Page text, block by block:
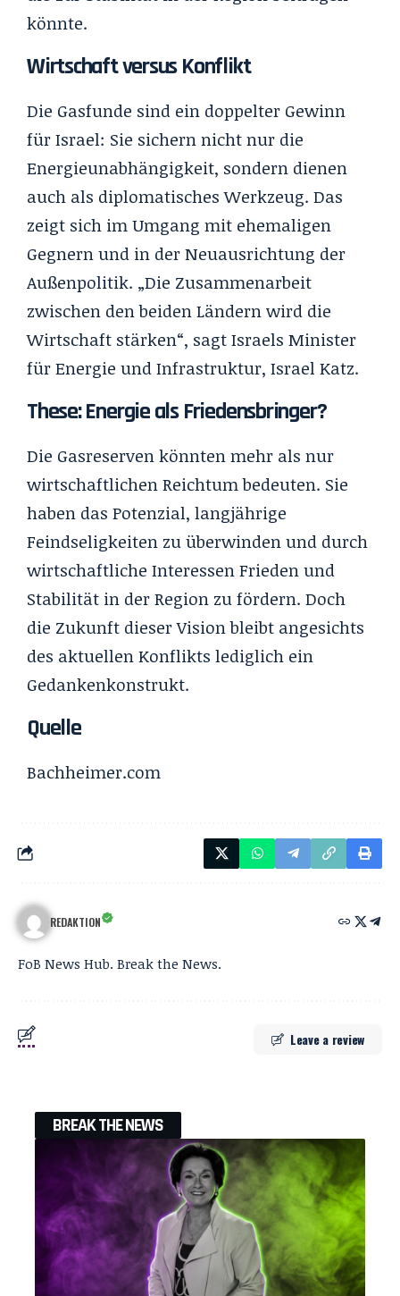
könnte.
Wirtschaft versus Konflikt
Die Gasfunde sind ein doppelter Gewinn
für Israel: Sie sichern nicht nur die
Energieunabhängigkeit, sondern dienen
auch als diplomatisches Werkzeug. Das
zeigt sich im Umgang mit ehemaligen
Gegnern und in der Neuausrichtung der
Außenpolitik. „Die Zusammenarbeit
zwischen den beiden Ländern wird die
Wirtschaft stärken“, sagt Israels Minister
für Energie und Infrastruktur, Israel Katz.
These: Energie als Friedensbringer?
Die Gasreserven könnten mehr als nur
wirtschaftlichen Reichtum bedeuten. Sie
haben das Potenzial, langjährige
Feindseligkeiten zu überwinden und durch
wirtschaftliche Interessen Frieden und
Stabilität in der Region zu fördern. Doch
die Zukunft dieser Vision bleibt angesichts
des aktuellen Konflikts lediglich ein
Gedankenkonstrukt.
Quelle
Bachheimer.com
REDAKTION
FoB News Hub. Break the News.
Leave a review
BREAK THE NEWS